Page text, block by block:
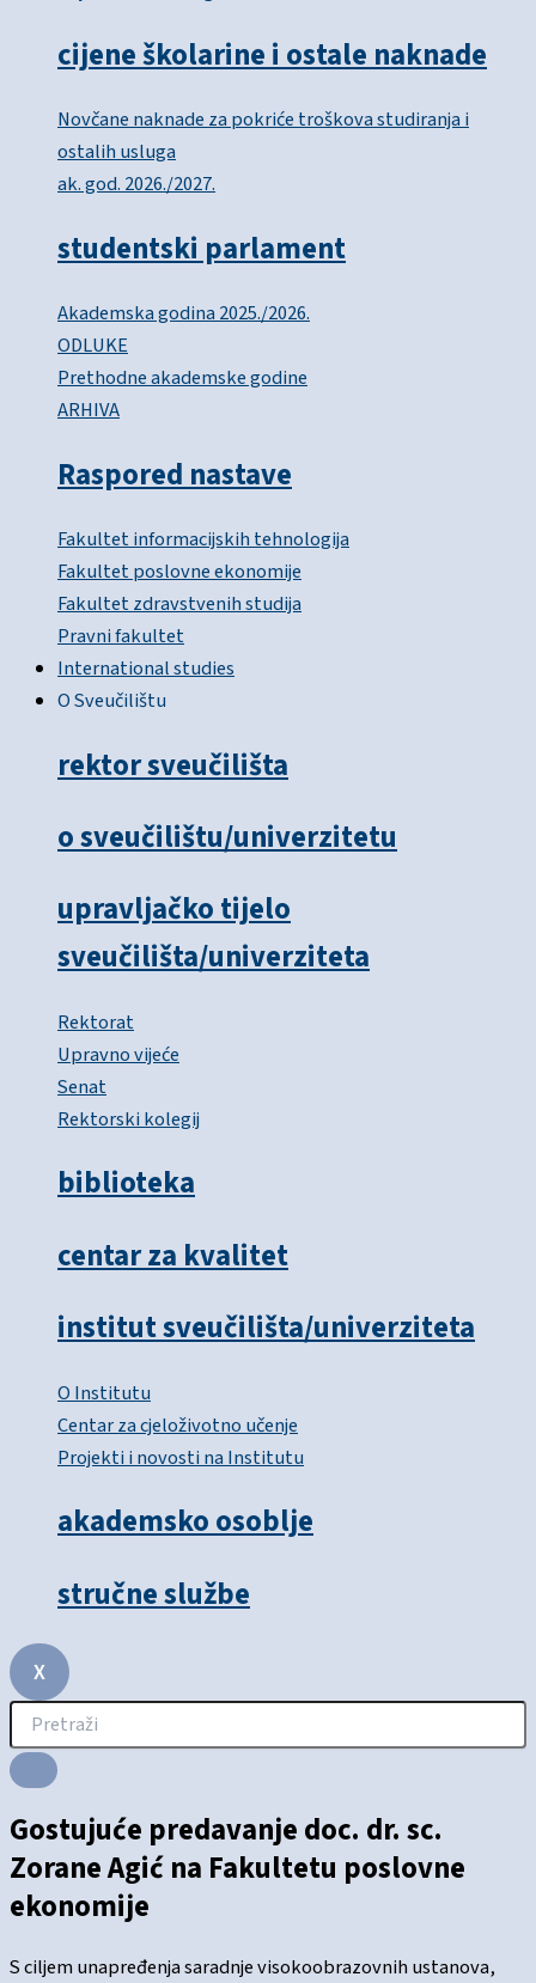
cijene školarine i ostale naknade
Novčane naknade za pokriće troškova studiranja i
ostalih usluga
ak. god. 2026./2027.
studentski parlament
Akademska godina 2025./2026.
ODLUKE
Prethodne akademske godine
ARHIVA
Raspored nastave
Fakultet informacijskih tehnologija
Fakultet poslovne ekonomije
Fakultet zdravstvenih studija
Pravni fakultet
International studies
O Sveučilištu
rektor sveučilišta
o sveučilištu/univerzitetu
upravljačko tijelo
sveučilišta/univerziteta
Rektorat
Upravno vijeće
Senat
Rektorski kolegij
biblioteka
centar za kvalitet
institut sveučilišta/univerziteta
O Institutu
Centar za cjeloživotno učenje
Projekti i novosti na Institutu
akademsko osoblje
stručne službe
X
Gostujuće predavanje doc. dr. sc.
Zorane Agić na Fakultetu poslovne
ekonomije
S ciljem unapređenja saradnje visokoobrazovnih ustanova,